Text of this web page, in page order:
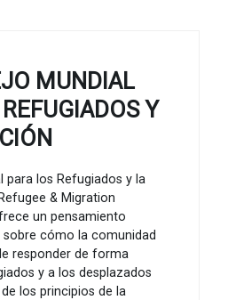
MUNDIAL
Y
para los Refugiados y la
& Migration
un pensamiento
cómo la comunidad
responder de forma
y a los desplazados
los principios de la